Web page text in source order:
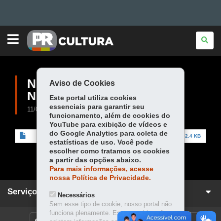
Ir
conteúdo
navegação
Mapa
PARANÁ
CULTURA
NOTÍCIA DE UM
NAUFRÁGIO
11/05/2025
noticia_de_um_naufragio_-_luiz_andrioli.pdf 702.4 KB
Serviços para você!
Aviso de Cookies
Este portal utiliza cookies
essenciais para garantir seu
funcionamento, além de cookies do
YouTube para exibição de vídeos e
do Google Analytics para coleta de
estatísticas de uso. Você pode
escolher como tratamos os cookies
a partir das opções abaixo.
Para mais informações, acesse
nossa Política de Privacidade.
Necessários
Sem esse tipo de cookie, nosso portal não
funciona plenamente. Esses cookies não